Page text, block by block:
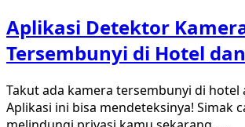
Aplikasi Detektor
Tersembunyi di Hotel
Takut ada kamera tersembunyi di hotel
Aplikasi ini bisa mendeteksinya! Simak